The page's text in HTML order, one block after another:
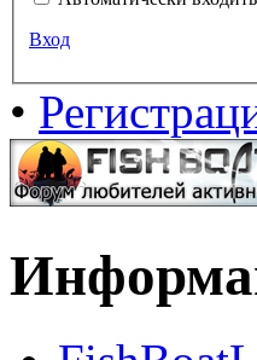
Вход
•